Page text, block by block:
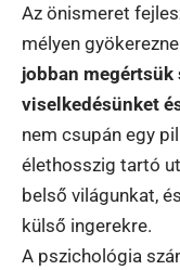
Az önismeret
mélyen
jobban
viselkedésünket
nem csupán egy
élethosszig tartó
belső világunkat,
külső ingerekre.
A pszichológia